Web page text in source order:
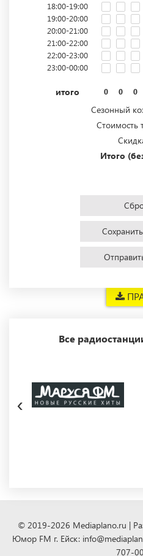
18:00-19:00
19:00-20:00
20:00-21:00
21:00-22:00
22:00-23:00
23:00-00:00
итого 0 0 0
Сезонный
Стоимость
Итого
Все
‹
© 2019-2026 Mediaplano.ru |
Юмор FM г. Ейск:
707-